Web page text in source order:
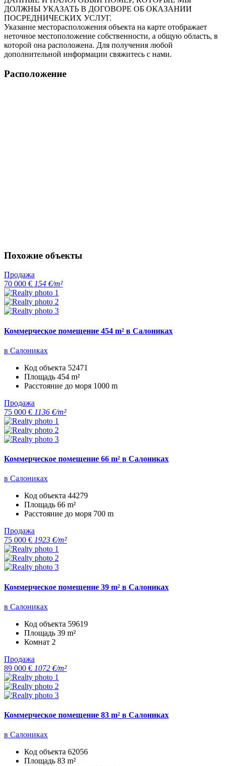
ДОЛЖНЫ УКАЗАТЬ В ДОГОВОРЕ ОБ ОКАЗАНИИ
ПОСРЕДНИЧЕСКИХ УСЛУГ.
Указание месторасположения объекта на карте отображает
неточное местоположение собственности, а общую область, в
которой она расположена. Для получения любой
дополнительной информации свяжитесь с нами.
Расположение
Похожие объекты
Продажа
70 000 € 154 €/m²
Коммерческое помещение 454 m² в Салониках
в Салониках
Код объекта 52471
Площадь 454 m²
Расстояние до моря 1000 m
Продажа
75 000 € 1136 €/m²
Коммерческое помещение 66 m² в Салониках
в Салониках
Код объекта 44279
Площадь 66 m²
Расстояние до моря 700 m
Продажа
75 000 € 1923 €/m²
Коммерческое помещение 39 m² в Салониках
в Салониках
Код объекта 59619
Площадь 39 m²
Комнат 2
Продажа
89 000 € 1072 €/m²
Коммерческое помещение 83 m² в Салониках
в Салониках
Код объекта 62056
Площадь 83 m²